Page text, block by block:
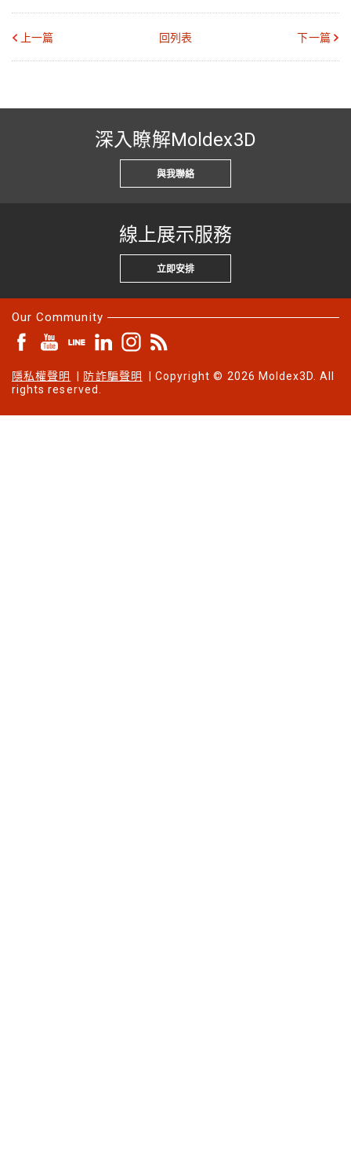
上一篇 回列表 下一篇
深入瞭解Moldex3D
與我聯絡
線上展示服務
立即安排
Our Community
隱私權聲明 防詐騙聲明
| Copyright © 2026 Moldex3D. All
rights reserved.